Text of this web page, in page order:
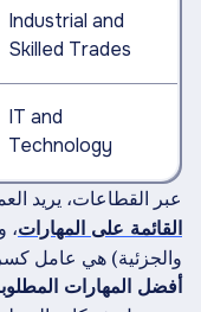
Industrial and
Skilled Trades
IT and
Technology
عبر القطاعات، يريد
القائمة على المهارات،
والجزئية) هي عامل كسر للصفقات
أفضل المهارات المطلوبة